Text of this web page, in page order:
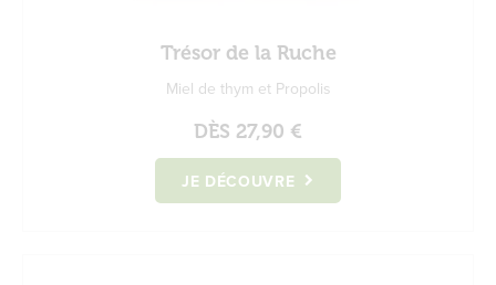
Trésor de la Ruche
Miel de thym et Propolis
DÈS 27,90 €
JE DÉCOUVRE